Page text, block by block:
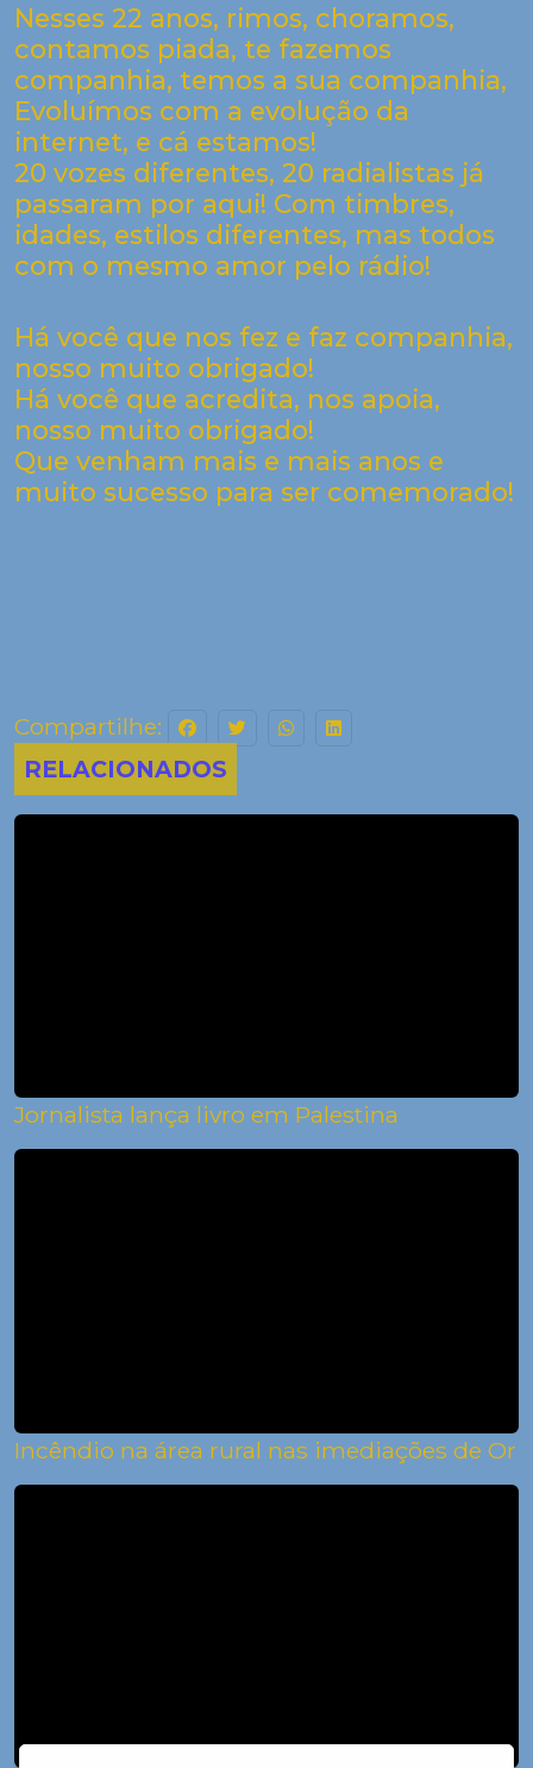
Nesses 22 anos, rimos, choramos,
contamos piada, te fazemos
companhia, temos a sua companhia,
Evoluímos com a evolução da
internet, e cá estamos!
20 vozes diferentes, 20 radialistas já
passaram por aqui! Com timbres,
idades, estilos diferentes, mas todos
com o mesmo amor pelo rádio!
Há você que nos fez e faz companhia,
nosso muito obrigado!
Há você que acredita, nos apoia,
nosso muito obrigado!
Que venham mais e mais anos e
muito sucesso para ser comemorado!
Compartilhe:
RELACIONADOS
Jornalista lança livro em Palestina
Incêndio na área rural nas imediações de